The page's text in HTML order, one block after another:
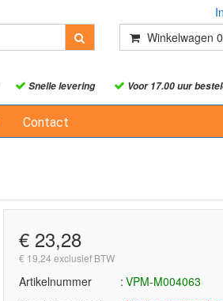
Winkelwagen 0
Snelle levering Voor 17.00 uur
Contact
€ 23,28
€ 19,24 exclusief BTW
Artikelnummer
VPM-M004063